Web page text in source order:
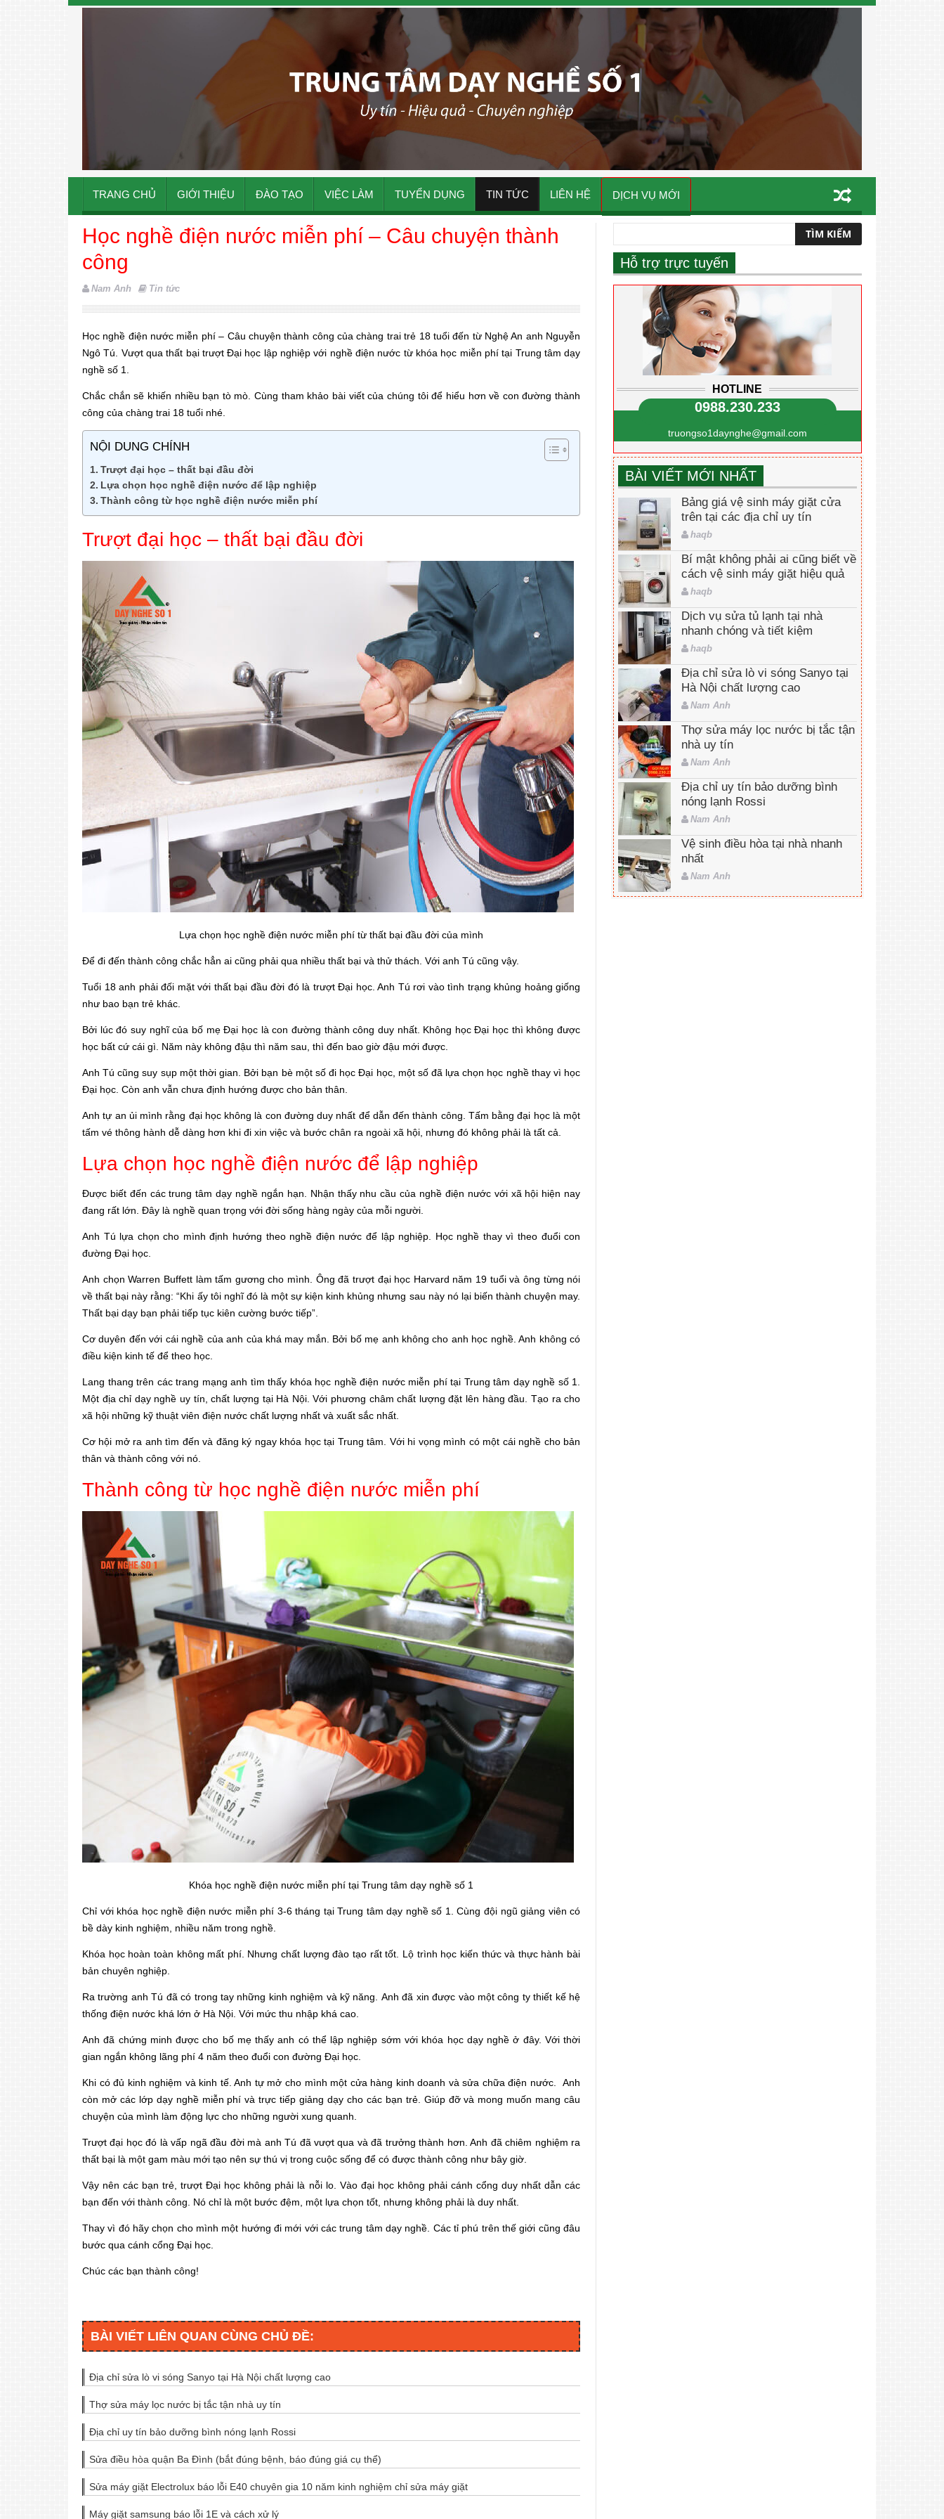
TRANG CHỦ GIỚI THIỆU ĐÀO TẠO VIỆC LÀM TUYỂN DỤNG TIN TỨC LIÊN HỆ DỊCH VỤ MỚI
Học nghề điện nước miễn phí – Câu chuyện thành
công
Nam Anh Tin tức
Học nghề điện nước miễn phí – Câu chuyện thành công của chàng trai trẻ 18 tuổi đến từ Nghệ An anh Nguyễn
Ngô Tú. Vượt qua thất bại trượt Đại học lập nghiệp với nghề điện nước từ khóa học miễn phí tại Trung tâm dạy
nghề số 1.
Chắc chắn sẽ khiến nhiều bạn tò mò. Cùng tham khảo bài viết của chúng tôi để hiểu hơn về con đường thành
công của chàng trai 18 tuổi nhé.
NỘI DUNG CHÍNH
Trượt đại học – thất bại đầu đời
Lựa chọn học nghề điện nước để lập nghiệp
Thành công từ học nghề điện nước miễn phí
Trượt đại học – thất bại đầu đời
Lựa chọn học nghề điện nước miễn phí từ thất bại đầu đời của mình
Để đi đến thành công chắc hẳn ai cũng phải qua nhiều thất bại và thử thách. Với anh Tú cũng vậy.
Tuổi 18 anh phải đối mặt với thất bại đầu đời đó là trượt Đại học. Anh Tú rơi vào tình trạng khủng hoảng giống
như bao bạn trẻ khác.
Bởi lúc đó suy nghĩ của bố mẹ Đại học là con đường thành công duy nhất. Không học Đại học thì không được
học bất cứ cái gì. Năm này không đậu thì năm sau, thì đến bao giờ đậu mới được.
Anh Tú cũng suy sụp một thời gian. Bởi bạn bè một số đi học Đại học, một số đã lựa chọn học nghề thay vì học
Đại học. Còn anh vẫn chưa định hướng được cho bản thân.
Anh tự an ủi mình rằng đại học không là con đường duy nhất để dẫn đến thành công. Tấm bằng đại học là một
tấm vé thông hành dễ dàng hơn khi đi xin việc và bước chân ra ngoài xã hội, nhưng đó không phải là tất cả.
Lựa chọn học nghề điện nước để lập nghiệp
Được biết đến các trung tâm dạy nghề ngắn hạn. Nhận thấy nhu cầu của nghề điện nước với xã hội hiện nay
đang rất lớn. Đây là nghề quan trọng với đời sống hàng ngày của mỗi người.
Anh Tú lựa chọn cho mình định hướng theo nghề điện nước để lập nghiệp. Học nghề thay vì theo đuổi con
đường Đại học.
Anh chọn Warren Buffett làm tấm gương cho mình. Ông đã trượt đại học Harvard năm 19 tuổi và ông từng nói
về thất bại này rằng: “Khi ấy tôi nghĩ đó là một sự kiện kinh khủng nhưng sau này nó lại biến thành chuyện may.
Thất bại dạy bạn phải tiếp tục kiên cường bước tiếp”.
Cơ duyên đến với cái nghề của anh của khá may mắn. Bởi bố mẹ anh không cho anh học nghề. Anh không có
điều kiện kinh tế để theo học.
Lang thang trên các trang mạng anh tìm thấy khóa học nghề điện nước miễn phí tại Trung tâm dạy nghề số 1.
Một địa chỉ dạy nghề uy tín, chất lượng tại Hà Nội. Với phương châm chất lượng đặt lên hàng đầu. Tạo ra cho
xã hội những kỹ thuật viên điện nước chất lượng nhất và xuất sắc nhất.
Cơ hội mở ra anh tìm đến và đăng ký ngay khóa học tại Trung tâm. Với hi vọng mình có một cái nghề cho bản
thân và thành công với nó.
Thành công từ học nghề điện nước miễn phí
Khóa học nghề điện nước miễn phí tại Trung tâm dạy nghề số 1
Chỉ với khóa học nghề điện nước miễn phí 3-6 tháng tại Trung tâm dạy nghề số 1. Cùng đội ngũ giảng viên có
bề dày kinh nghiệm, nhiều năm trong nghề.
Khóa học hoàn toàn không mất phí. Nhưng chất lượng đào tạo rất tốt. Lộ trình học kiến thức và thực hành bài
bản chuyên nghiệp.
Ra trường anh Tú đã có trong tay những kinh nghiệm và kỹ năng. Anh đã xin được vào một công ty thiết kế hệ
thống điện nước khá lớn ở Hà Nội. Với mức thu nhập khá cao.
Anh đã chứng minh được cho bố mẹ thấy anh có thể lập nghiệp sớm với khóa học dạy nghề ở đây. Với thời
gian ngắn không lãng phí 4 năm theo đuổi con đường Đại học.
Khi có đủ kinh nghiệm và kinh tế. Anh tự mở cho mình một cửa hàng kinh doanh và sửa chữa điện nước. Anh
còn mở các lớp dạy nghề miễn phí và trực tiếp giảng dạy cho các bạn trẻ. Giúp đỡ và mong muốn mang câu
chuyện của mình làm động lực cho những người xung quanh.
Trượt đại học đó là vấp ngã đầu đời mà anh Tú đã vượt qua và đã trưởng thành hơn. Anh đã chiêm nghiệm ra
thất bại là một gam màu mới tạo nên sự thú vị trong cuộc sống để có được thành công như bây giờ.
Vậy nên các bạn trẻ, trượt Đại học không phải là nỗi lo. Vào đại học không phải cánh cổng duy nhất dẫn các
bạn đến với thành công. Nó chỉ là một bước đệm, một lựa chọn tốt, nhưng không phải là duy nhất.
Thay vì đó hãy chọn cho mình một hướng đi mới với các trung tâm dạy nghề. Các tỉ phú trên thế giới cũng đâu
bước qua cánh cổng Đại học.
Chúc các bạn thành công!
BÀI VIẾT LIÊN QUAN CÙNG CHỦ ĐỀ:
Địa chỉ sửa lò vi sóng Sanyo tại Hà Nội chất lượng cao
Thợ sửa máy lọc nước bị tắc tận nhà uy tín
Địa chỉ uy tín bảo dưỡng bình nóng lạnh Rossi
Sửa điều hòa quận Ba Đình (bắt đúng bệnh, báo đúng giá cụ thể)
Sửa máy giặt Electrolux báo lỗi E40 chuyên gia 10 năm kinh nghiệm chỉ sửa máy giặt
Máy giặt samsung báo lỗi 1E và cách xử lý
Hỗ trợ trực tuyến
HOTLINE
0988.230.233
truongso1daynghe@gmail.com
BÀI VIẾT MỚI NHẤT
Bảng giá vệ sinh máy giặt cửa
trên tại các địa chỉ uy tín
haqb
Bí mật không phải ai cũng biết về
cách vệ sinh máy giặt hiệu quả
haqb
Dịch vụ sửa tủ lạnh tại nhà
nhanh chóng và tiết kiệm
haqb
Địa chỉ sửa lò vi sóng Sanyo tại
Hà Nội chất lượng cao
Nam Anh
Thợ sửa máy lọc nước bị tắc tận
nhà uy tín
Nam Anh
Địa chỉ uy tín bảo dưỡng bình
nóng lạnh Rossi
Nam Anh
Vệ sinh điều hòa tại nhà nhanh
nhất
Nam Anh